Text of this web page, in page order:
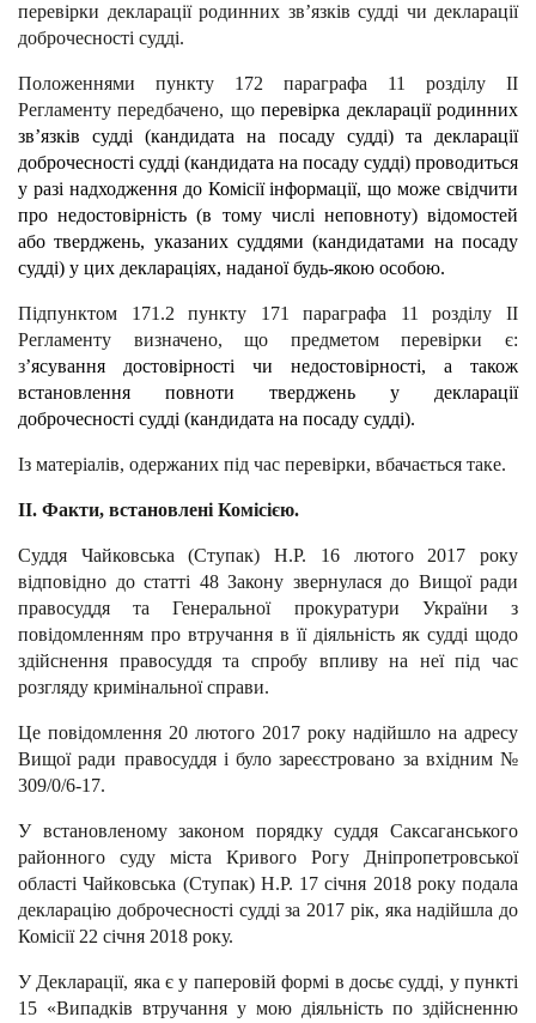
перевірки декларації родинних зв’язків судді чи декларації
доброчесності судді.
Положеннями пункту 172 параграфа 11 розділу ІІ
Регламенту передбачено, щоперевірка декларації родинних
зв’язків судді (кандидата на посаду судді) та декларації
доброчесності судді (кандидата на посаду судді) проводиться
у разі надходження до Комісії інформації, що може свідчити
про недостовірність (в тому числі неповноту) відомостей
або тверджень, указаних суддями (кандидатами на посаду
судді) у цих деклараціях, наданої будь-якою особою.
Підпунктом 171.2 пункту 171 параграфа 11 розділу ІІ
Регламенту визначено, що предметом перевірки є:
з’ясування достовірності чи недостовірності, а також
встановлення повноти тверджень у декларації
доброчесності судді (кандидата на посаду судді).
Із матеріалів, одержаних під час перевірки, вбачається таке.
ІІ. Факти, встановлені Комісією.
Суддя Чайковська (Ступак) Н.Р. 16 лютого 2017 року
відповідно до статті 48 Закону звернулася до Вищої ради
правосуддя та Генеральної прокуратури України з
повідомленням про втручання в її діяльність як судді щодо
здійснення правосуддя та спробу впливу на неї під час
розгляду кримінальної справи.
Це повідомлення 20 лютого 2017 року надійшло на адресу
Вищої ради правосуддя і було зареєстровано за вхідним №
309/0/6-17.
У встановленому законом порядку суддя Саксаганського
районного суду міста Кривого Рогу Дніпропетровської
області Чайковська (Ступак) Н.Р. 17 січня 2018 року подала
декларацію доброчесності судді за 2017 рік, яка надійшла до
Комісії 22 січня 2018 року.
У Декларації, яка є у паперовій формі в досьє судді, у пункті
15 «Випадків втручання у мою діяльність по здійсненню